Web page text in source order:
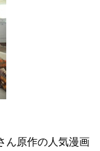
ん原作の人気漫画